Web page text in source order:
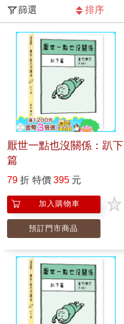
篩選 排序
厭世一點也沒關係：趴下
篇
79 折 特價 395 元
加入購物車
預訂門市商品